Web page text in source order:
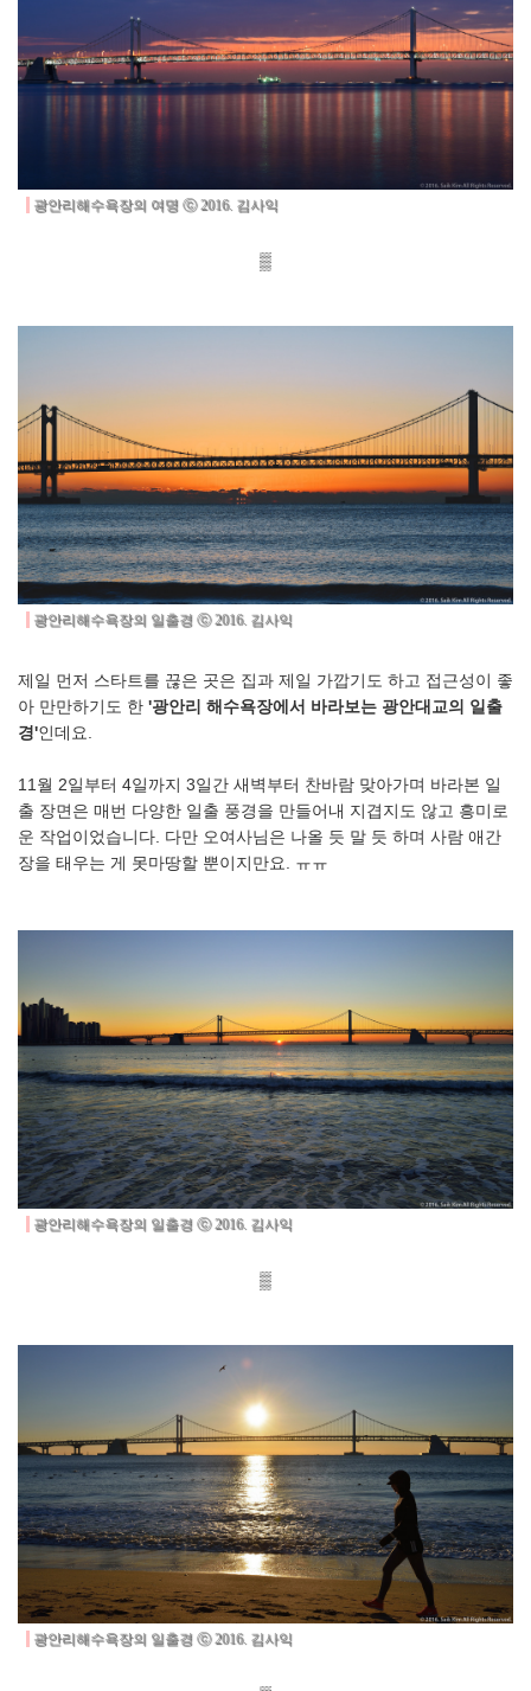
광안리해수욕장의 여명 ⓒ 2016. 김사익
▒
광안리해수욕장의 일출경 ⓒ 2016. 김사익
제일 먼저 스타트를 끊은 곳은 집과 제일 가깝기도 하고 접근성이 좋
아 만만하기도 한 '광안리 해수욕장에서 바라보는 광안대교의 일출
경'인데요.
11월 2일부터 4일까지 3일간 새벽부터 찬바람 맞아가며 바라본 일
출 장면은 매번 다양한 일출 풍경을 만들어내 지겹지도 않고 흥미로
운 작업이었습니다. 다만 오여사님은 나올 듯 말 듯 하며 사람 애간
장을 태우는 게 못마땅할 뿐이지만요. ㅠㅠ
광안리해수욕장의 일출경 ⓒ 2016. 김사익
▒
광안리해수욕장의 일출경 ⓒ 2016. 김사익